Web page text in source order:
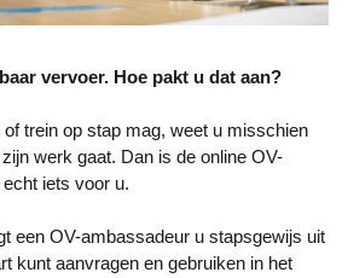
vervoer. Hoe pakt u dat aan?
trein op stap mag, weet u misschien
werk gaat. Dan is de online OV-
iets voor u.
een OV-ambassadeur u stapsgewijs uit
kunt aanvragen en gebruiken in het